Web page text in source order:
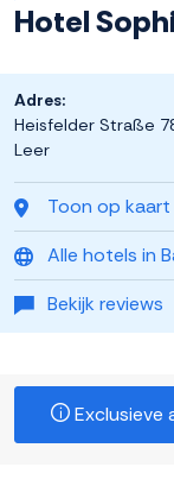
Hotel
Toon op kaart
Alle hotels in
Bekijk reviews
Adres:
Heisfelder Straße
Leer
Exclusieve